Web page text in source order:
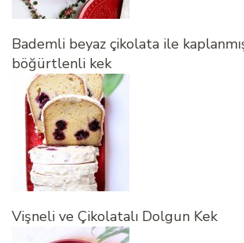
Bademli beyaz çikolata ile
böğürtlenli kek
Vişneli ve Çikolatalı Dolgun Kek